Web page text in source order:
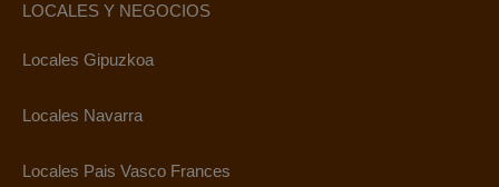
LOCALES Y NEGOCIOS
Locales Gipuzkoa
Locales Navarra
Locales Pais Vasco Frances